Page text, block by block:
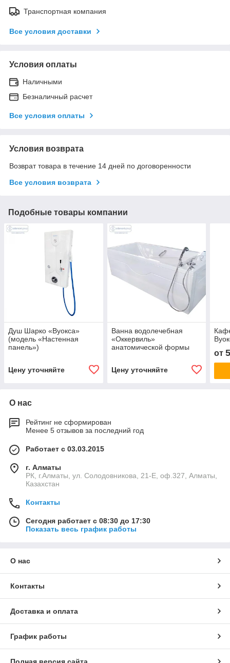
Транспортная компания
Все условия доставки
Условия оплаты
Наличными
Безналичный расчет
Все условия оплаты
Условия возврата
Возврат товара в течение 14 дней по договоренности
Все условия возврата
Подобные товары компании
Душ Шарко «Вуокса»
(модель «Настенная
панель»)
Цену уточняйте
Ванна водолечебная
«Оккервиль»
анатомической формы
Цену уточняйте
от
О нас
Рейтинг не сформирован
Менее 5 отзывов за последний год
Работает с 03.03.2015
г. Алматы
РК, г.Алматы, ул. Солодовникова, 21-Е, оф.327, Алматы,
Казахстан
Контакты
Сегодня работает с 08:30 до 17:30
Показать весь график работы
О нас
Контакты
Доставка и оплата
График работы